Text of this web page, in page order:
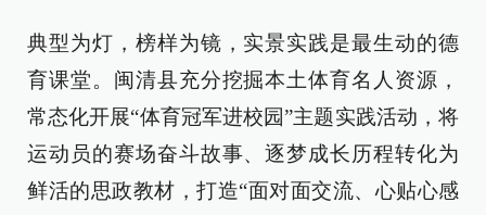
典型为灯，榜样为镜，实景实践是最生动的德
育课堂。闽清县充分挖掘本土体育名人资源，
常态化开展“体育冠军进校园”主题实践活动，将
运动员的赛场奋斗故事、逐梦成长历程转化为
鲜活的思政教材，打造“面对面交流、心贴心感